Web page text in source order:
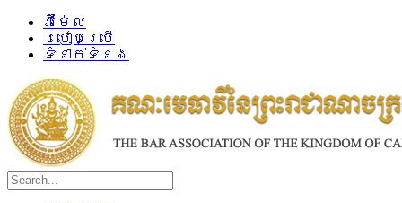
អ៊ីម៉ែល
របៀបប្រើ
ទំនាក់ទំនង